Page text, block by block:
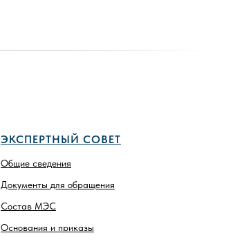
ЭКСПЕРТНЫЙ СОВЕТ
Общие сведения
Документы для обращения
Состав МЭС
Основания и приказы